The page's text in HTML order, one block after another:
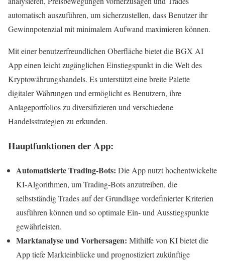
automatisch auszuführen, um sicherzustellen, dass Benutzer ihr
Gewinnpotenzial mit minimalem Aufwand maximieren können.
Mit einer benutzerfreundlichen Oberfläche bietet die BGX AI
App einen leicht zugänglichen Einstiegspunkt in die Welt des
Kryptowährungshandels. Es unterstützt eine breite Palette
digitaler Währungen und ermöglicht es Benutzern, ihre
Anlageportfolios zu diversifizieren und verschiedene
Handelsstrategien zu erkunden.
Hauptfunktionen der App:
Automatisierte Trading-Bots: Die App nutzt hochentwickelte
KI-Algorithmen, um Trading-Bots anzutreiben, die
selbstständig Trades auf der Grundlage vordefinierter Kriterien
ausführen können und so optimale Ein- und Ausstiegspunkte
gewährleisten.
Marktanalyse und Vorhersagen: Mithilfe von KI bietet die
App tiefe Markteinblicke und prognostiziert zukünftige